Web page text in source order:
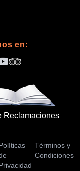
en:
Reclamaciones
Políticas
Privacidad
Términos y
Condiciones